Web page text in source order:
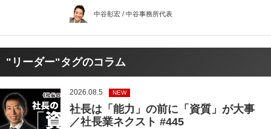
中谷彰宏 / 中谷事務所代表
"リーダー"タグのコラム
2026.08.5 NEW
社長は「能力」の前に「資質」が大事
／社長業ネクスト #445